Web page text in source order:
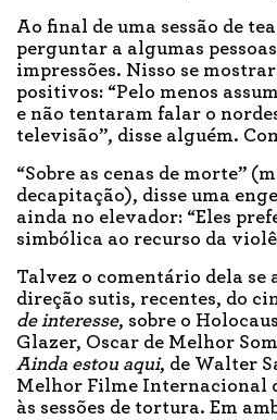
Ao final de uma sessão de
perguntar a algumas
impressões. Nisso se
positivos: “Pelo menos
e não tentaram falar o
televisão”, disse alguém.
“Sobre as cenas de morte”
decapitação), disse uma
ainda no elevador: “Eles
simbólica ao recurso da
Talvez o comentário dela se
direção sutis, recentes, do
de interesse, sobre o
Glazer, Oscar de Melhor
Ainda estou aqui, de Walter
Melhor Filme Internacional
às sessões de tortura. Em